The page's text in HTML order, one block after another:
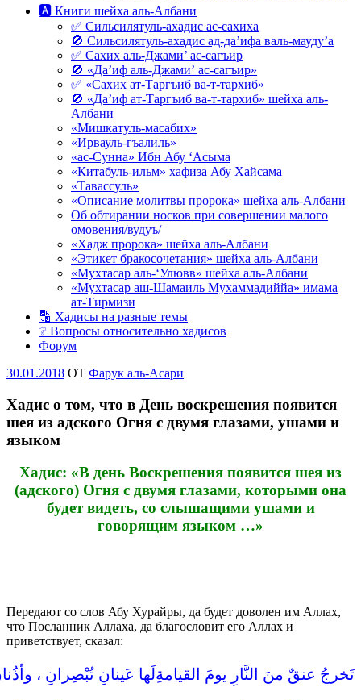
🅰 Книги шейха аль-Албани
✅ Сильсилятуль-ахадис ас-сахиха
🚫 Сильсилятуль-ахадис ад-да’ифа валь-мауду’а
✅ Сахих аль-Джами’ ас-сагъир
🚫 «Да’иф аль-Джами’ ас-сагъир»
✅ «Сахих ат-Таргъиб ва-т-тархиб»
🚫 «Да’иф ат-Таргъиб ва-т-тархиб» шейха аль-
Албани
«Мишкатуль-масабих»
«Ирвауль-гъалиль»
«ас-Сунна» Ибн Абу ‘Асыма
«Китабуль-ильм» хафиза Абу Хайсама
«Тавассуль»
«Описание молитвы пророка» шейха аль-Албани
Об обтирании носков при совершении малого
омовения/вудуъ/
«Хадж пророка» шейха аль-Албани
«Этикет бракосочетания» шейха аль-Албани
«Мухтасар аль-‘Улювв» шейха аль-Албани
«Мухтасар аш-Шамаиль Мухаммадиййа» имама
ат-Тирмизи
🔡 Хадисы на разные темы
❔ Вопросы относительно хадисов
Форум
Опубликовано
30.01.2018 OT Фарук аль-Асари
Хадис о том, что в День воскрешения появится
шея из адского Огня с двумя глазами, ушами и
языком
Хадис: «В день Воскрешения появится шея из
(адского) Огня с двумя глазами, которыми она
будет видеть, со слышащими ушами и
говорящим языком …»
Передают со слов Абу Хурайры, да будет доволен им Аллах,
что Посланник Аллаха, да благословит его Аллах и
приветствует, сказал:
تَخرجُ عنقٌ منَ النَّارِ يومَ القيامةِلَها عَينانِ تُبْصِرانِ ،